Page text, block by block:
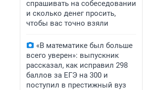
спрашивать на собеседовании
и сколько денег просить,
чтобы вас точно взяли
«В математике был больше
всего уверен»: выпускник
рассказал, как исправил 298
баллов за ЕГЭ на 300 и
поступил в престижный вуз